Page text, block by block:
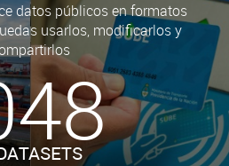
datos públicos en formatos
usarlos, modificarlos y